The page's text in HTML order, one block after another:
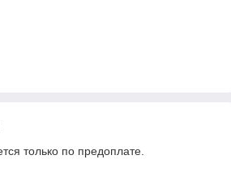
только по предоплате.